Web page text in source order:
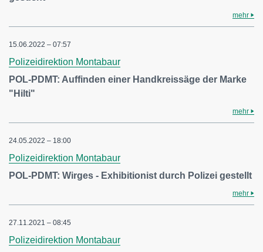
mehr
15.06.2022 – 07:57
Polizeidirektion Montabaur
POL-PDMT: Auffinden einer Handkreissäge der Marke
"Hilti"
mehr
24.05.2022 – 18:00
Polizeidirektion Montabaur
POL-PDMT: Wirges - Exhibitionist durch Polizei gestellt
mehr
27.11.2021 – 08:45
Polizeidirektion Montabaur